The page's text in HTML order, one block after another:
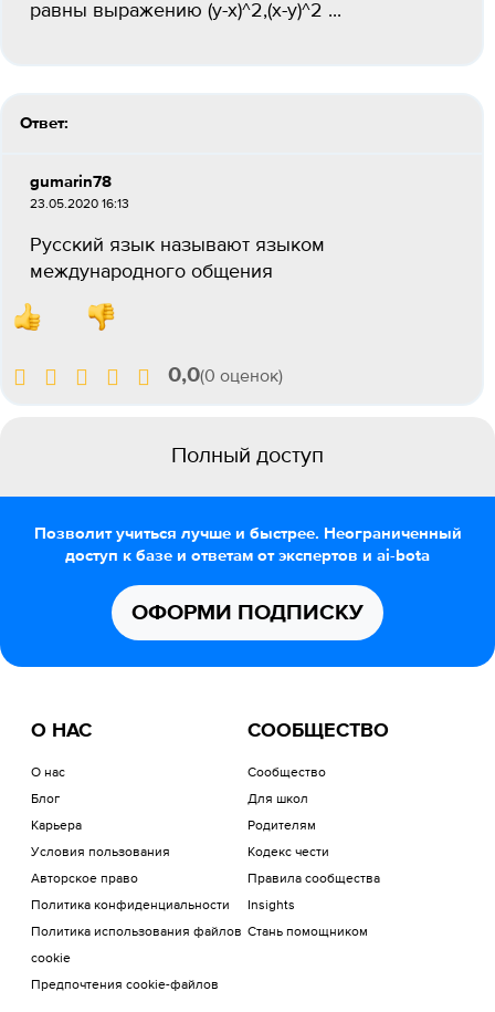
равны выражению (y-x)^2,(x-y)^2 ​...
Ответ:
gumarin78
23.05.2020 16:13
Русский язык называют языком
международного общения
0,0(0 оценок)
Полный доступ
Позволит учиться лучше и быстрее. Неограниченный
доступ к базе и ответам от экспертов и ai-bota
ОФОРМИ ПОДПИСКУ
О НАС
О нас
Блог
Карьера
Условия пользования
Авторское право
Политика конфиденциальности
Политика использования файлов
cookie
Предпочтения cookie-файлов
СООБЩЕСТВО
Сообщество
Для школ
Родителям
Кодекс чести
Правила сообщества
Insights
Стань помощником